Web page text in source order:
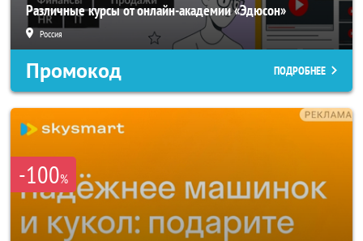
Различные курсы от онлайн-академии «Эдюсон»
Россия
Промокод ПОДРОБНЕЕ
-100%